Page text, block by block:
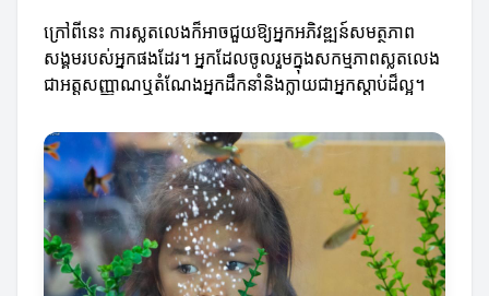
ក្រៅពីនេះ ការស្លតលេងក៏អាចជួយឱ្យអ្នកអភិវឌ្ឍន៍សមត្ថភាព
សង្គមរបស់អ្នកផងដែរ។ អ្នកដែលចូលរួមក្នុងសកម្មភាពស្លតលេង
ជាអត្តសញ្ញាណឬតំណែងអ្នកដឹកនាំនិងក្លាយជាអ្នកស្ដាប់ដ៏ល្អ។